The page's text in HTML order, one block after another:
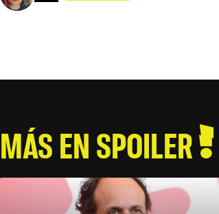
MÁS EN SPOILER